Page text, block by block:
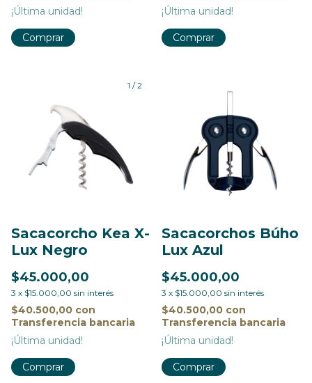
¡Última unidad!
Comprar
¡Última unidad!
1 /2
Sacacorcho Kea X-
Lux Negro
$45.000,00
3 x $15.000,00 sin interés
$40.500,00 con
Transferencia bancaria
¡Última unidad!
Sacacorchos Búho
Lux Azul
$45.000,00
3 x $15.000,00 sin interés
$40.500,00 con
Transferencia bancaria
¡Última unidad!